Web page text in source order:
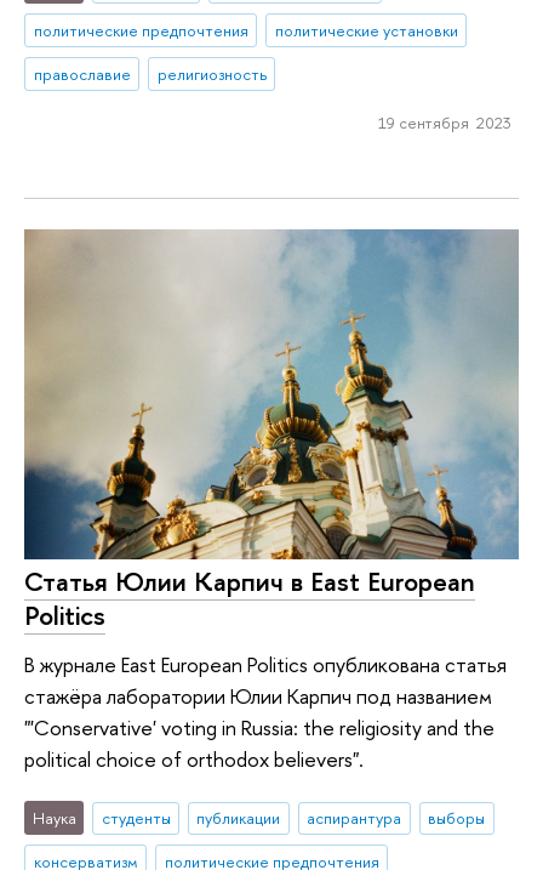
политические предпочтения
политические установки
православие
религиозность
19 сентября 2023
Статья Юлии Карпич в East European
Politics
В журнале East European Politics опубликована статья
стажёра лаборатории Юлии Карпич под названием
"'Conservative' voting in Russia: the religiosity and the
political choice of orthodox believers".
Наука студенты публикации аспирантура
выборы
консерватизм
политические предпочтения